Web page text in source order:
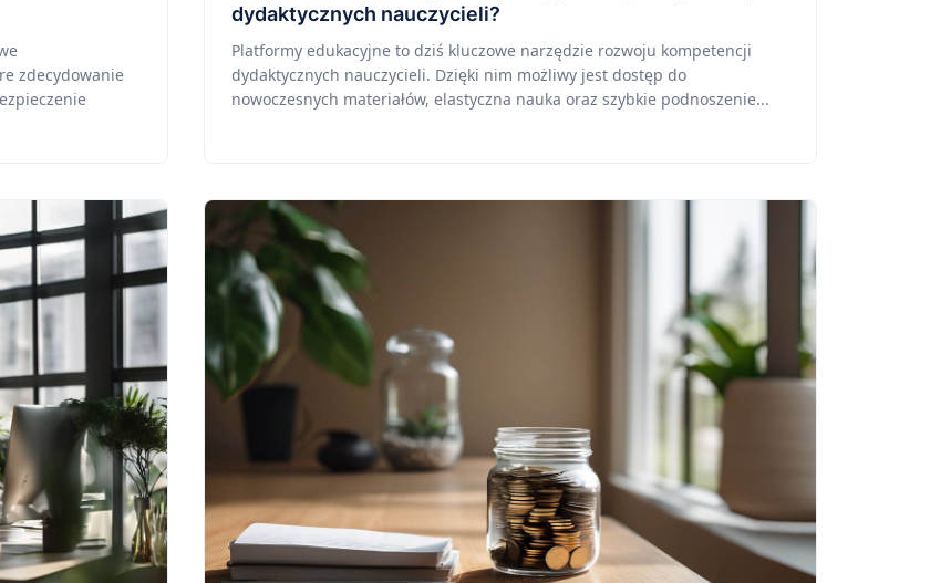
zdecydowanie
dydaktycznych nauczycieli?
Platformy edukacyjne to dziś kluczowe narzędzie rozwoju kompetencji
dydaktycznych nauczycieli. Dzięki nim możliwy jest dostęp do
nowoczesnych materiałów, elastyczna nauka oraz szybkie podnoszenie...